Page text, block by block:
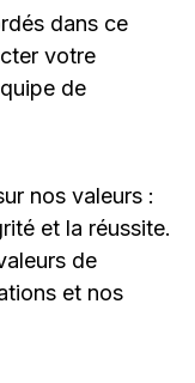
dans ce
votre
de
nos valeurs :
et la réussite.
de
et nos